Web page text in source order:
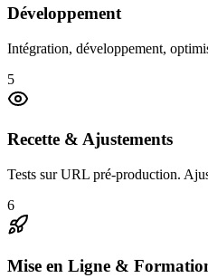
Développement
Intégration, développement,
5
Recette & Ajustements
Tests sur URL pré-production.
6
Mise en Ligne &